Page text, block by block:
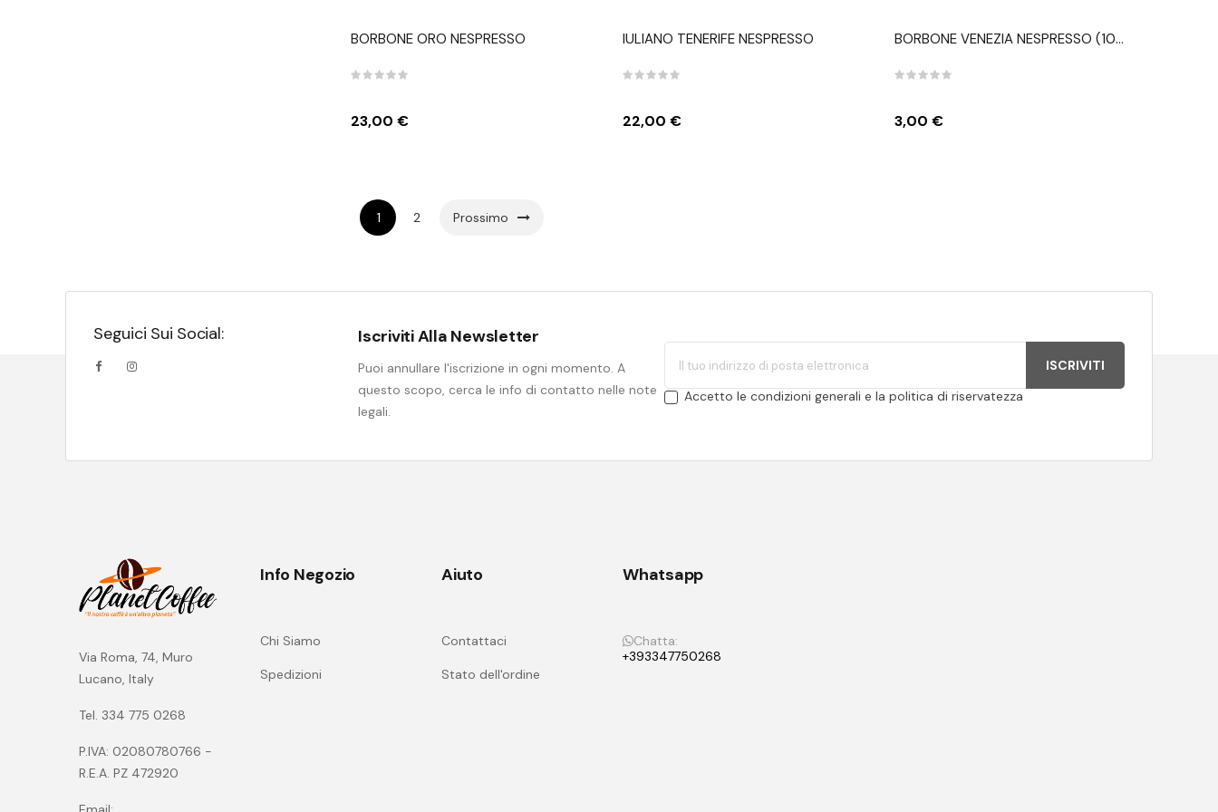
BORBONE ORO NESPRESSO
Prezzo
23,00 €
IULIANO TENERIFE NESPRESSO
Prezzo
22,00 €
BORBONE VENEZIA NESPRESSO (10
Prezzo
3,00 €
1 2 Prossimo
Seguici Sui Social: Iscriviti Alla Newsletter
Puoi annullare l'iscrizione in ogni momento. A
questo scopo, cerca le info di contatto nelle note
legali.
ISCRIVITI
Accetto le condizioni generali e la politica di riservatezza
Via Roma, 74, Muro
Lucano, Italy
Tel. 334 775 0268
P.IVA: 02080780766 -
R.E.A. PZ 472920
Info Negozio
Chi Siamo
Spedizioni
Aiuto
Contattaci
Stato dell'ordine
Whatsapp
Chatta:
+393347750268